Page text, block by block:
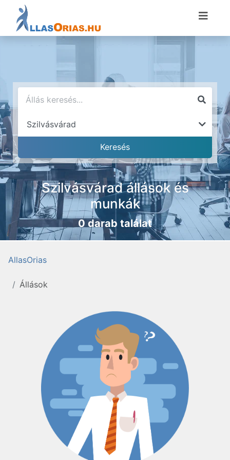
Szilvásvárad állások és
munkák
0 darab találat
AllasOrias
Állások